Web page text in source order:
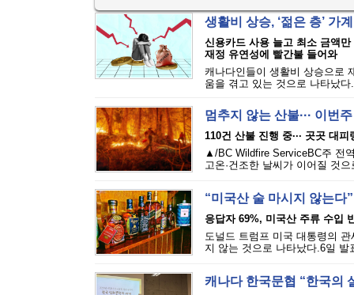
생활비 상승, ‘젊은 층’ 가
신용카드 사용 늘고 최소 금액만
재정 유연성에 빨간불 들어와
캐나다인들이 생활비 상승으로
움을 겪고 있는 것으로 나타났
멈추지 않는 산불··· 이번
110건 산불 진행 중··· 곳곳 대피
▲/BC Wildfire ServiceBC주 전
고온·건조한 날씨가 이어질 것
“미국산 술 마시지 않는다
응답자 69%, 미국산 주류 수입
도널드 트럼프 미국 대통령의
지 않는 것으로 나타났다.6일
캐나다 한국문협 “한국의